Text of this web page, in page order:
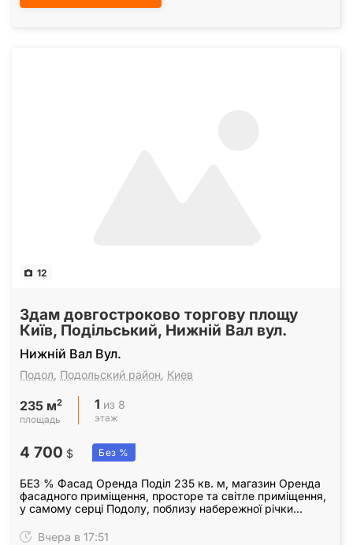
12
Здам довгостроково торгову площу
Київ, Подільський, Нижній Вал вул.
Нижній Вал Вул.
Подол Подольский район Киев
235 м2
площадь
1 из 8
этаж
4 700 $ Без %
БЕЗ % Фасад Оренда Поділ 235 кв. м, магазин Оренда
фасадного приміщення, просторе та світле приміщення,
у самому серці Подолу, поблизу набережної річки
Вчера в 17:51